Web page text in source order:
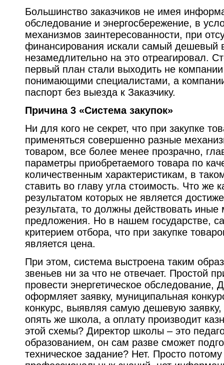
Большинство заказчиков не имея
обследование и энергосбережение, в
механизмов заинтересованности, при
финансирования искали самый дешевый
незамедлительно на это отреагировал.
первый план стали выходить не
понимающими специалистами, а
паспорт без выезда к Заказчику.
Причина 3 «Система закупок»
Ни для кого не секрет, что при закупке
применяться совершенно разные
товаром, все более менее прозрачно,
параметры приобретаемого товара по
количественным характеристикам, в
ставить во главу угла стоимость. Что же
результатом которых не является
результата, то должны действовать
предложения. Но в нашем государстве,
критерием отбора, что при закупке
является цена.
При этом, система выстроена таким
звеньев ни за что не отвечает. Простой
провести энергетическое обследование,
оформляет заявку, муниципальная
конкурс, выявляя самую дешевую
опять же школа, а оплату производит
этой схемы? Директор школы – это
образованием, он сам разве сможет
техническое задание? Нет. Просто потому